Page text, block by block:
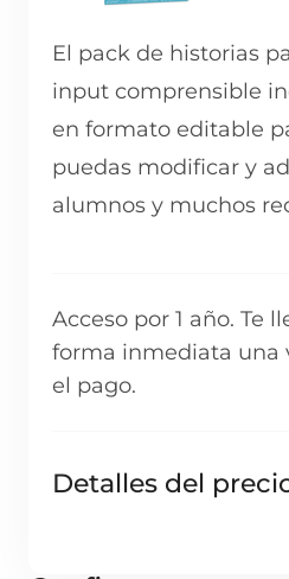
El pack de historias
input comprensible
en formato editable
puedas modificar y
alumnos y muchos
Acceso por 1 año. Te
forma inmediata una
el pago.
Detalles del